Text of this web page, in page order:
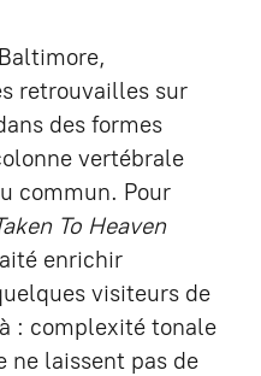
retrouvailles sur
des formes
vertébrale
commun. Pour
To Heaven
enrichir
visiteurs de
: complexité tonale
laissent pas de